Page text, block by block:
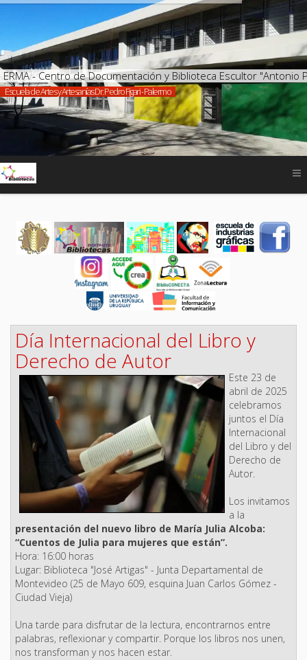
ERMA - Centro de Documentación y Biblioteca Escultor "Antonio
Escuela de Artes y Artesanías Dr. Pedro Figari - Palermo
Día Internacional del Libro y
Derecho de Autor
Este 23 de
abril de 2025
celebramos
juntos el Día
Internacional
del Libro y del
Derecho de
Autor.
Los invitamos
a la
presentación del nuevo libro de María Julia Alcoba:
“Cuentos de Julia para mujeres que están”.
Hora: 16:00 horas
Lugar: Biblioteca "José Artigas" - Junta Departamental de
Montevideo (25 de Mayo 609, esquina Juan Carlos Gómez -
Ciudad Vieja)
Una tarde para disfrutar de la lectura, encontrarnos entre
palabras, reflexionar y compartir. Porque los libros nos unen,
nos transforman y nos hacen estar.